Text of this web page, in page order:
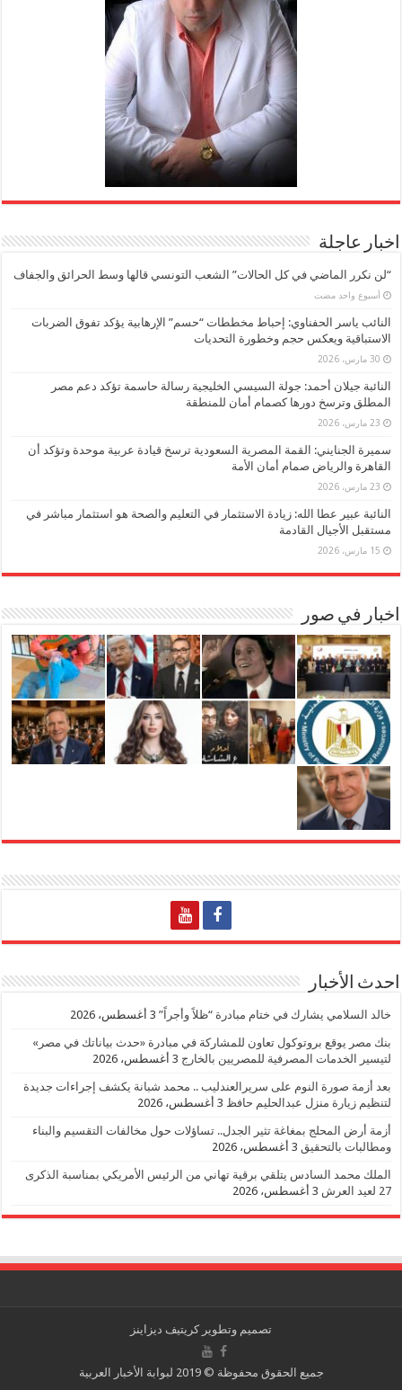
اخبار عاجلة
“لن نكرر الماضي في كل الحالات” الشعب التونسي قالها وسط الحرائق والجفاف
‏أسبوع واحد مضت
النائب ياسر الحفناوي: إحباط مخططات “حسم” الإرهابية يؤكد تفوق الضربات
الاستباقية ويعكس حجم وخطورة التحديات
30 مارس، 2026
النائبة جيلان أحمد: جولة السيسي الخليجية رسالة حاسمة تؤكد دعم مصر
المطلق وترسخ دورها كصمام أمان للمنطقة
23 مارس، 2026
سميرة الجنايني: القمة المصرية السعودية ترسخ قيادة عربية موحدة وتؤكد أن
القاهرة والرياض صمام أمان الأمة
23 مارس، 2026
النائبة عبير عطا الله: زيادة الاستثمار في التعليم والصحة هو استثمار مباشر في
مستقبل الأجيال القادمة
15 مارس، 2026
اخبار في صور
احدث الأخبار
خالد السلامي يشارك في ختام مبادرة “ظلاً وأجراً” 3 أغسطس، 2026
بنك مصر يوقع بروتوكول تعاون للمشاركة في مبادرة «حدث بياناتك في مصر»
لتيسير الخدمات المصرفية للمصريين بالخارج 3 أغسطس، 2026
بعد أزمة صورة النوم على سريرالعندليب .. محمد شبانة يكشف إجراءات جديدة
لتنظيم زيارة منزل عبدالحليم حافظ 3 أغسطس، 2026
أزمة أرض المحلج بمغاغة تثير الجدل.. تساؤلات حول مخالفات التقسيم والبناء
ومطالبات بالتحقيق 3 أغسطس، 2026
الملك محمد السادس يتلقي برقية تهاني من الرئيس الأمريكي بمناسبة الذكرى
27 لعيد العرش
3 أغسطس، 2026
تصميم وتطويركريتيف ديزاينز
جميع الحقوق محفوظة © 2019 لبوابة الأخبار العربية